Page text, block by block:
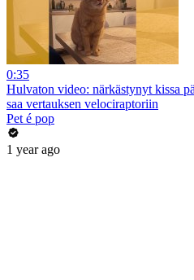
0:35
Hulvaton video: närkästynyt kissa
saa vertauksen velociraptoriin
Pet é pop
1 year ago